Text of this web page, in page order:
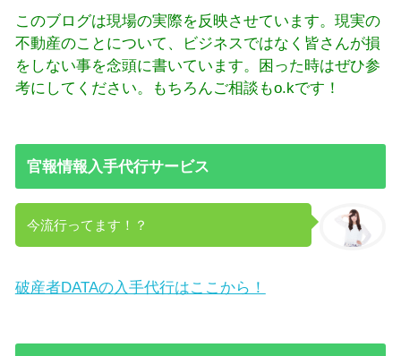
このブログは現場の実際を反映させています。現実の
不動産のことについて、ビジネスではなく皆さんが損
をしない事を念頭に書いています。困った時はぜひ参
考にしてください。もちろんご相談もo.kです！
官報情報入手代行サービス
今流行ってます！？
破産者DATAの入手代行はここから！